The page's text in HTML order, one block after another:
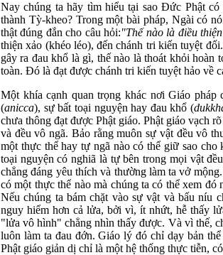
Nay chúng ta hãy tìm hiểu tại saoĐức Phật
thành Tỳ-kheo? Trong một bài pháp, Ngài có
thật đúng đắn cho câu hỏi:"Thế nào là điều
thiện xảo (khéo léo), đến chánh tri kiến tuyệt
gây ra đau khổ là gì, thế nào là thoát khỏi hoàn
toàn. Đó là đạt được chánh tri kiến tuyệt hảo về
Một khía cạnh quan trọng khác nơi Giáo pháp
(anicca), sự bất toại nguyện hay đau khổ (
chưa thôngđạt được Phật giáo. Phật giáo vạch r
và đều vô ngã. Bảo rằng muôn sự vật đều vô
một thực thể hay tự ngã nào có thể giữ sao
toại nguyện có nghiã là tự bên trong mọi vật
chẳngđáng yêu thích và thường làm ta vở
có một thực thể nào mà chúng ta có thể xem đó
Nếu chúng ta bám chặt vào sự vật và bấu níu
nguy hiểm hơn cả lửa, bởi vì, ít nhứt, hễ thấy
"lửa vô hình" chẳng nhìn thấyđược. Và vì thế,
luôn làm ta đau đớn. Giáo lý đó chỉ dạy bản
Phật giáo giản dị chỉ là một hệ thống thực tiễn,